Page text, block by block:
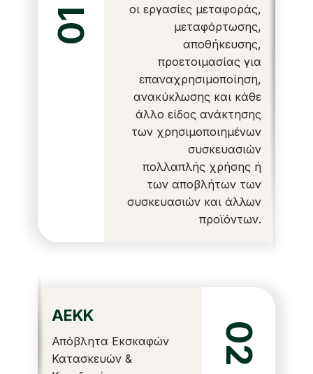
01
οι εργασίες μεταφοράς,
μεταφόρτωσης,
αποθήκευσης,
προετοιμασίας για
επαναχρησιμοποίηση,
ανακύκλωσης και κάθε
άλλο είδος ανάκτησης
των χρησιμοποιημένων
συσκευασιών
πολλαπλής χρήσης ή
των αποβλήτων των
συσκευασιών και άλλων
προϊόντων.
02
ΑΕΚΚ
Απόβλητα Εκσκαφών
Κατασκευών &